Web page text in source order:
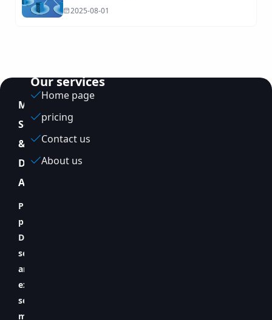
2025-08-01
MagicVMYour
Server
&
DevOps
Assistant
Providing
professional
DevOps
services
and
expert
server
management
Our services
Home page
pricing
Contact us
About us